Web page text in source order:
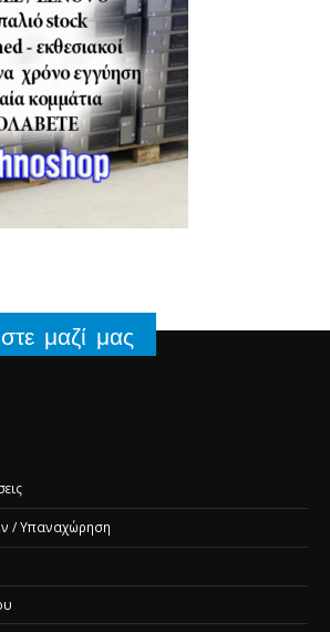
μαζί μας
/ Υπαναχώρηση